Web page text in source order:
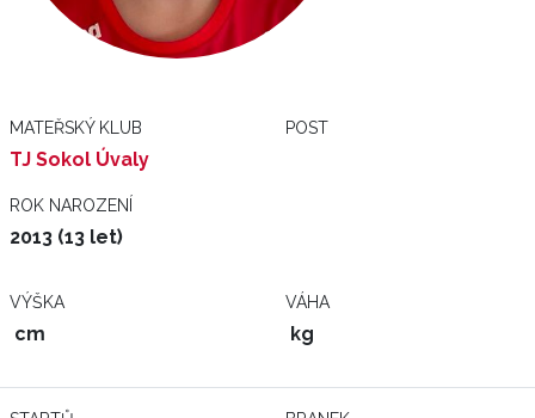
MATEŘSKÝ KLUB
TJ Sokol Úvaly
POST
ROK NAROZENÍ
2013 (13 let)
VÝŠKA
cm
VÁHA
kg